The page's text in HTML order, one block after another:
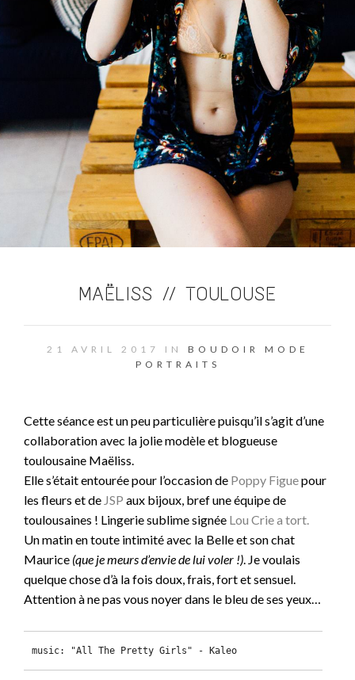
MAËLISS // TOULOUSE
21 AVRIL 2017 IN BOUDOIR
MODE
PORTRAITS
Cette séance est un peu particulière puisqu’il s’agit d’une
collaboration avec la jolie modèle et blogueuse
toulousaine Maëliss.
Elle s’était entourée pour l’occasion de Poppy Figuepour
les fleurs et de JSP aux bijoux, bref une équipe de
toulousaines ! Lingerie sublime signée Lou Crie a tort.
Un matin en toute intimité avec la Belle et son chat
Maurice (que je meurs d’envie de lui voler !). Je voulais
quelque chose d’à la fois doux, frais, fort et sensuel.
Attention à ne pas vous noyer dans le bleu de ses yeux…
music: "All The Pretty Girls" - Kaleo